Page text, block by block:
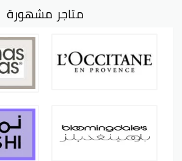
متاجر مشهورة